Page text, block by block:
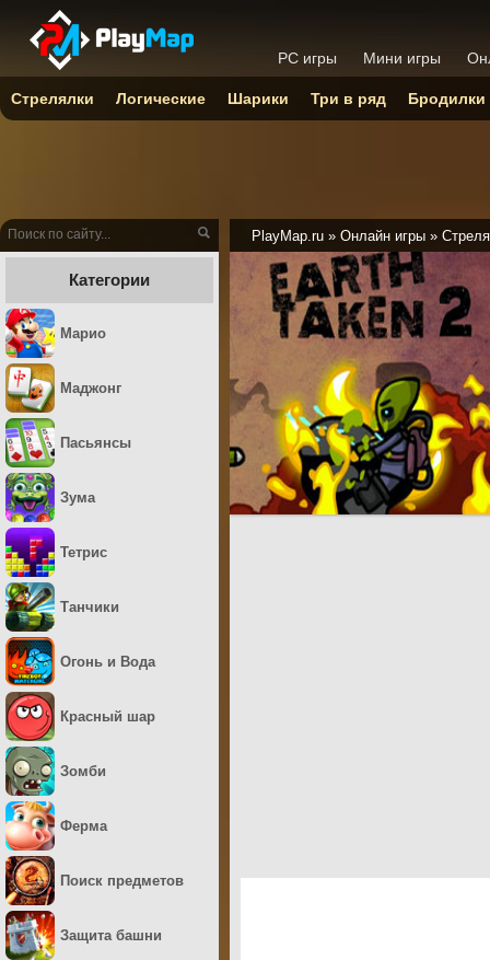
PlayMap.ru » Онлайн игры »
Категории
Марио
Маджонг
Пасьянсы
Зума
Тетрис
Танчики
Огонь и Вода
Красный шар
Зомби
Ферма
Поиск предметов
Защита башни
PC игры Мини игры
Стрелялки Логические Шарики Три в ряд Бродилки